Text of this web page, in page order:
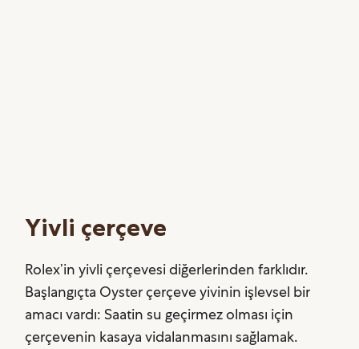
Yivli çerçeve
Rolex’in yivli çerçevesi diğerlerinden farklıdır.
Başlangıçta Oyster çerçeve yivinin işlevsel bir
amacı vardı: Saatin su geçirmez olması için
çerçevenin kasaya vidalanmasını sağlamak.